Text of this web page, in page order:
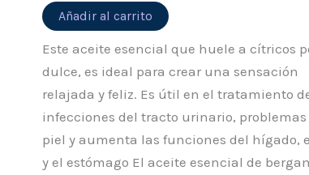
Añadir al carrito
Este aceite esencial que huele a cítricos
dulce, es ideal para crear una sensación
relajada y feliz. Es útil en el tratamiento
infecciones del tracto urinario, problemas
piel y aumenta las funciones del hígado,
y el estómago El aceite esencial de